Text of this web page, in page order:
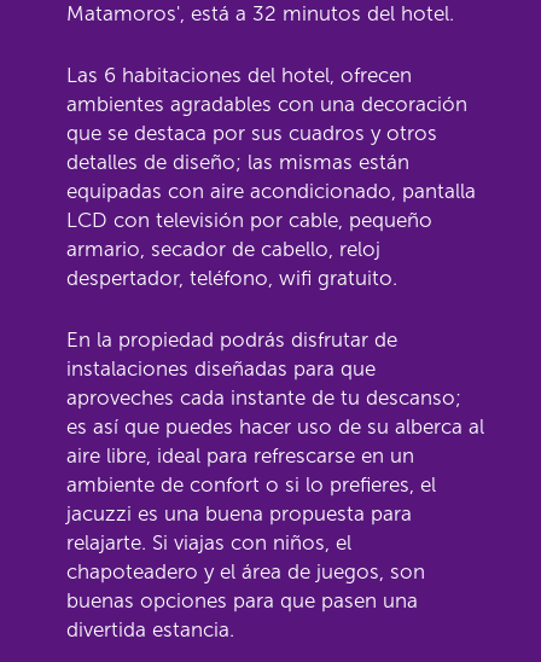
Matamoros', está a 32 minutos del hotel.
Las 6 habitaciones del hotel, ofrecen
ambientes agradables con una decoración
que se destaca por sus cuadros y otros
detalles de diseño; las mismas están
equipadas con aire acondicionado, pantalla
LCD con televisión por cable, pequeño
armario, secador de cabello, reloj
despertador, teléfono, wifi gratuito.
En la propiedad podrás disfrutar de
instalaciones diseñadas para que
aproveches cada instante de tu descanso;
es así que puedes hacer uso de su alberca al
aire libre, ideal para refrescarse en un
ambiente de confort o si lo prefieres, el
jacuzzi es una buena propuesta para
relajarte. Si viajas con niños, el
chapoteadero y el área de juegos, son
buenas opciones para que pasen una
divertida estancia.